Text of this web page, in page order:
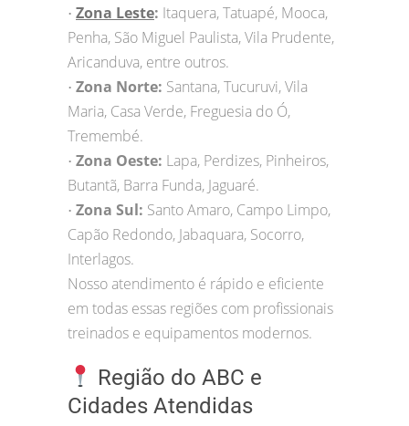
• Zona Leste: Itaquera, Tatuapé, Mooca,
Penha, São Miguel Paulista, Vila Prudente,
Aricanduva, entre outros.
• Zona Norte: Santana, Tucuruvi, Vila
Maria, Casa Verde, Freguesia do Ó,
Tremembé.
• Zona Oeste: Lapa, Perdizes, Pinheiros,
Butantã, Barra Funda, Jaguaré.
• Zona Sul: Santo Amaro, Campo Limpo,
Capão Redondo, Jabaquara, Socorro,
Interlagos.
Nosso atendimento é rápido e eficiente
em todas essas regiões com profissionais
treinados e equipamentos modernos.
Região do ABC e
Cidades Atendidas